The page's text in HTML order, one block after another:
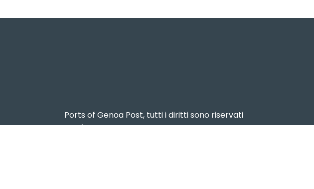
Ports of Genoa Post, tutti i diritti sono riservati
R.G.V. 8409/2024 – Reg. Stampa n. 15 del 17 dicembre